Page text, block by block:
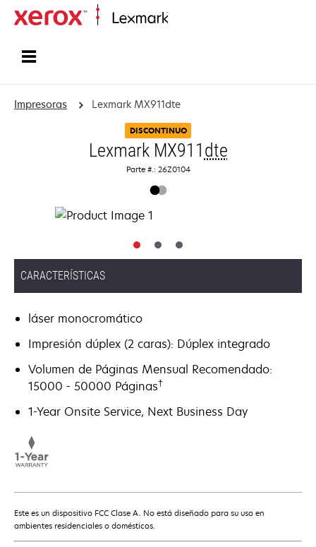
Impresoras Lexmark MX911dte
DISCONTINUO
Lexmark MX911 dte
Parte #.: 26Z0104
CARACTERÍSTICAS
láser monocromático
Impresión dúplex (2 caras): Dúplex integrado
Volumen de Páginas Mensual Recomendado:
15000 - 50000 Páginas†
1-Year Onsite Service, Next Business Day
Este es un dispositivo FCC Clase A. No está diseñado para su uso en
ambientes residenciales o domésticos.